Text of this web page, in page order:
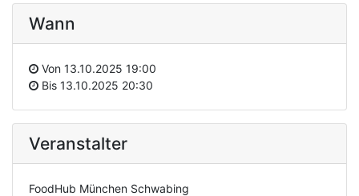
Wann
Von 13.10.2025 19:00
Bis 13.10.2025 20:30
Veranstalter
FoodHub München Schwabing